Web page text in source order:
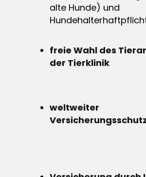
alte Hunde) und
freie Wahl des
der Tierklinik
weltweiter